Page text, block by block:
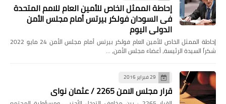
إحاطة الممثل الخاص للأمين العام للامم المتحدة
فى السودان فولكر بيرتس أمام مجلس الأمن
الدولي اليوم
إحاطة الممثل الخاص للأمين العام فولكر بيرتس أمام مجلس الأمن 24 مايو 2022
شكراً السيدة الرئيسة، أعضاء مجلس الأمن، …
29 فبراير 2016
قرار مجلس الامن 2265 / عثمان نواى